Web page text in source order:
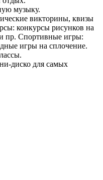
музыку.
викторины, квизы
конкурсы рисунков на
пр. Спортивные игры:
игры на сплочение.
диско для самых